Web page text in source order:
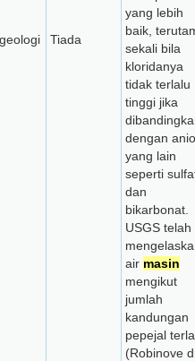
Tiada
yang lebih
baik,
sekali bila
kloridanya
tidak terlalu
tinggi jika
dengan
yang lain
seperti
dan
bikarbonat.
USGS telah
air masin
mengikut
jumlah
kandungan
pepejal
(Robinove